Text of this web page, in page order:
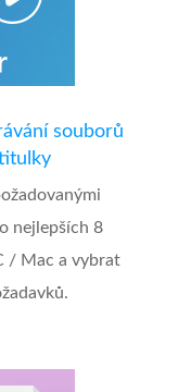
souborů
nejlepších 8
/ Mac a vybrat